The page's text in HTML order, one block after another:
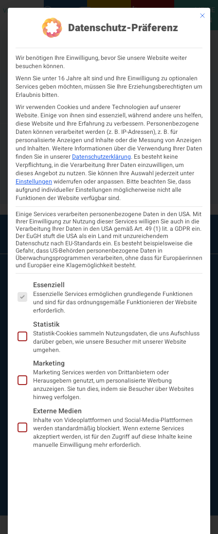
VERANSTALTUNGENPODCASTS NEUROLOGISCH KONTAKT
MEINE
ÖGN
SARS Covid-19-Impfung und
Patient*innen mit Epilepsie
Mai 21, 2024 11:34 a.m.
STELLUNGNAHME DER
ÖSTERREICHISCHEN
GESELLSCHAFT FÜR
EPILEPTOLOGIE
ÖGN
Über uns
Vorstand
Arbeitsgemeinschaften
assoziierte Gesellschaften
Fördermitglieder
Entwicklung der Neurologoie
Neurologiereport
Mitgliedschaft
Mit
Datenschutz-Präferenz
Wir benötigen Ihre Einwilligung, bevor Sie unsere Website weiter
besuchen können.
Wenn Sie unter 16 Jahre alt sind und Ihre Einwilligung zu optionalen
Services geben möchten, müssen Sie Ihre Erziehungsberechtigten um
Erlaubnis bitten.
Wir verwenden Cookies und andere Technologien auf unserer
Website. Einige von ihnen sind essenziell, während andere uns helfen,
diese Website und Ihre Erfahrung zu verbessern. Personenbezogene
Daten können verarbeitet werden (z. B. IP-Adressen), z. B. für
personalisierte Anzeigen und Inhalte oder die Messung von Anzeigen
und Inhalten.Weitere Informationen über die Verwendung Ihrer Daten
finden Sie in unserer Datenschutzerklärung. Es besteht keine
Verpflichtung, in die Verarbeitung Ihrer Daten einzuwilligen, um
dieses Angebot zu nutzen.Sie können Ihre Auswahl jederzeit unter
Einstellungen widerrufen oder anpassen. Bitte beachten Sie, dass
aufgrund individueller Einstellungen möglicherweise nicht alle
Funktionen der Website verfügbar sind.
Einige Services verarbeiten personenbezogene Daten in den USA. Mit
Ihrer Einwilligung zur Nutzung dieser Services willigen Sie auch in die
Verarbeitung Ihrer Daten in den USA gemäß Art. 49 (1) lit. a GDPR ein.
Der EuGH stuft die USA als ein Land mit unzureichendem
Datenschutz nach EU-Standards ein. Es besteht beispielsweise die
Gefahr, dass US-Behörden personenbezogene Daten in
Überwachungsprogrammen verarbeiten, ohne dass für Europäerinnen
und Europäer eine Klagemöglichkeit besteht.
Es folgt eine Liste der Service-Gruppen, für die eine
Essenziell
Essenzielle Services ermöglichen grundlegende Funktionen
und sind für das ordnungsgemäße Funktionieren der Website
erforderlich.
Statistik
Statistik-Cookies sammeln Nutzungsdaten, die uns Aufschluss
darüber geben, wie unsere Besucher mit unserer Website
umgehen.
Marketing
Marketing Services werden von Drittanbietern oder
Herausgebern genutzt, um personalisierte Werbung
anzuzeigen. Sie tun dies, indem sie Besucher über Websites
hinweg verfolgen.
Externe Medien
Inhalte von Videoplattformen und Social-Media-Plattformen
werden standardmäßig blockiert. Wenn externe Services
akzeptiert werden, ist für den Zugriff auf diese Inhalte keine
manuelle Einwilligung mehr erforderlich.